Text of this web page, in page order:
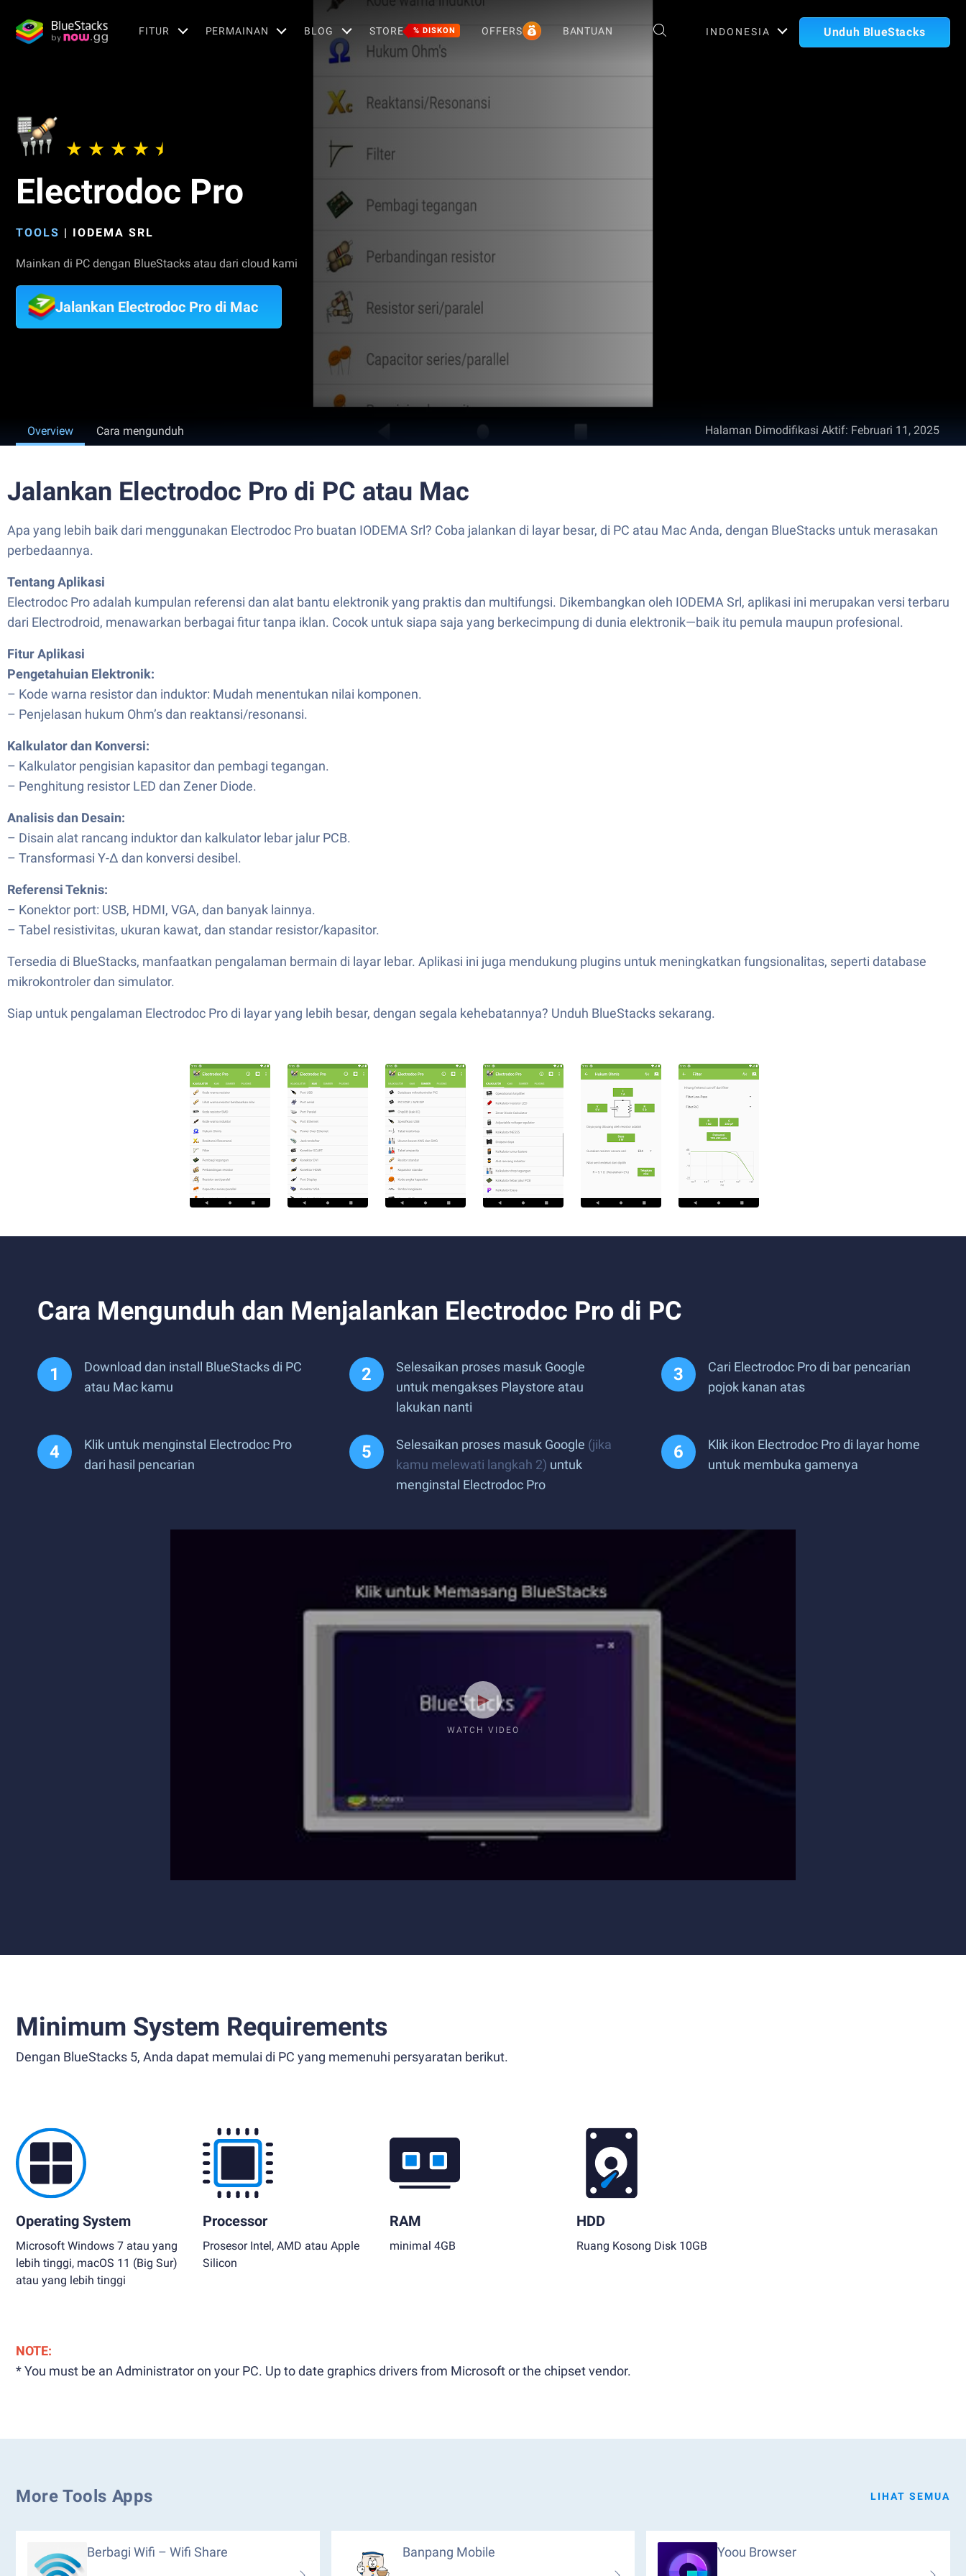
FITUR PERMAINAN BLOG STORE % DISKON OFFERS BANTUAN INDONESIA Unduh BlueStacks
Electrodoc Pro
TOOLS | IODEMA SRL
Mainkan di PC dengan BlueStacks atau dari cloud kami
Jalankan Electrodoc Pro di Mac
Overview Cara mengunduh Halaman Dimodifikasi Aktif: Februari 11, 2025
Jalankan Electrodoc Pro di PC atau Mac
Apa yang lebih baik dari menggunakan Electrodoc Pro buatan IODEMA Srl? Coba jalankan di layar besar, di PC atau Mac Anda, dengan BlueStacks untuk merasakan
perbedaannya.
Tentang Aplikasi
Electrodoc Pro adalah kumpulan referensi dan alat bantu elektronik yang praktis dan multifungsi. Dikembangkan oleh IODEMA Srl, aplikasi ini merupakan versi terbaru
dari Electrodroid, menawarkan berbagai fitur tanpa iklan. Cocok untuk siapa saja yang berkecimpung di dunia elektronik—baik itu pemula maupun profesional.
Fitur Aplikasi
Pengetahuian Elektronik:
– Kode warna resistor dan induktor: Mudah menentukan nilai komponen.
– Penjelasan hukum Ohm’s dan reaktansi/resonansi.
Kalkulator dan Konversi:
– Kalkulator pengisian kapasitor dan pembagi tegangan.
– Penghitung resistor LED dan Zener Diode.
Analisis dan Desain:
– Disain alat rancang induktor dan kalkulator lebar jalur PCB.
– Transformasi Y-Δ dan konversi desibel.
Referensi Teknis:
– Konektor port: USB, HDMI, VGA, dan banyak lainnya.
– Tabel resistivitas, ukuran kawat, dan standar resistor/kapasitor.
Tersedia di BlueStacks, manfaatkan pengalaman bermain di layar lebar. Aplikasi ini juga mendukung plugins untuk meningkatkan fungsionalitas, seperti database
mikrokontroler dan simulator.
Siap untuk pengalaman Electrodoc Pro di layar yang lebih besar, dengan segala kehebatannya? Unduh BlueStacks sekarang.
Cara Mengunduh dan Menjalankan Electrodoc Pro di PC
Download dan install BlueStacks di PC
atau Mac kamu
Selesaikan proses masuk Google
untuk mengakses Playstore atau
lakukan nanti
Cari Electrodoc Pro di bar pencarian
pojok kanan atas
Klik untuk menginstal Electrodoc Pro
dari hasil pencarian
Selesaikan proses masuk Google (jika
kamu melewati langkah 2) untuk
menginstal Electrodoc Pro
Klik ikon Electrodoc Pro di layar home
untuk membuka gamenya
WATCH VIDEO
Minimum System Requirements
Dengan BlueStacks 5, Anda dapat memulai di PC yang memenuhi persyaratan berikut.
Operating System
Microsoft Windows 7 atau yang
lebih tinggi, macOS 11 (Big Sur)
atau yang lebih tinggi
Processor
Prosesor Intel, AMD atau Apple
Silicon
RAM
minimal 4GB
HDD
Ruang Kosong Disk 10GB
NOTE:
* You must be an Administrator on your PC. Up to date graphics drivers from Microsoft or the chipset vendor.
More Tools Apps LIHAT SEMUA
Berbagi Wifi – Wifi Share Banpang Mobile Yoou Browser